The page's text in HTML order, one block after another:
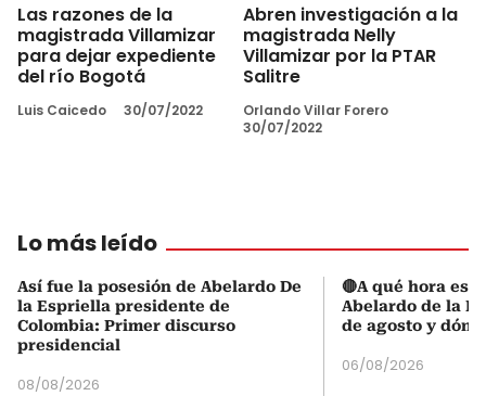
Las razones de la
magistrada Villamizar
para dejar expediente
del río Bogotá
Luis Caicedo 30/07/2022
Abren investigación a la
magistrada Nelly
Villamizar por la PTAR
Salitre
Orlando Villar Forero
30/07/2022
Lo más leído
Así fue la posesión de Abelardo De
la Espriella presidente de
Colombia: Primer discurso
presidencial
08/08/2026
🔴A qué hora es
Abelardo de la
de agosto y
06/08/2026